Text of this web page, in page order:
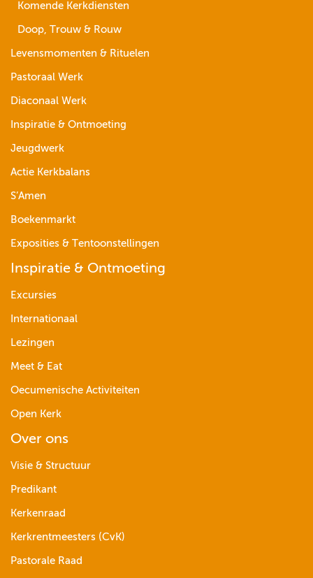
Komende Kerkdiensten
Doop, Trouw & Rouw
Levensmomenten & Rituelen
Pastoraal Werk
Diaconaal Werk
Inspiratie & Ontmoeting
Jeugdwerk
Actie Kerkbalans
S’Amen
Boekenmarkt
Exposities & Tentoonstellingen
Inspiratie & Ontmoeting
Excursies
Internationaal
Lezingen
Meet & Eat
Oecumenische Activiteiten
Open Kerk
Over ons
Visie & Structuur
Predikant
Kerkenraad
Kerkrentmeesters (CvK)
Pastorale Raad